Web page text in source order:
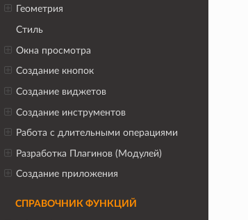
Геометрия
Стиль
Окна просмотра
Создание кнопок
Создание виджетов
Создание инструментов
Работа с длительными операциями
Разработка Плагинов (Модулей)
Создание приложения
СПРАВОЧНИК ФУНКЦИЙ